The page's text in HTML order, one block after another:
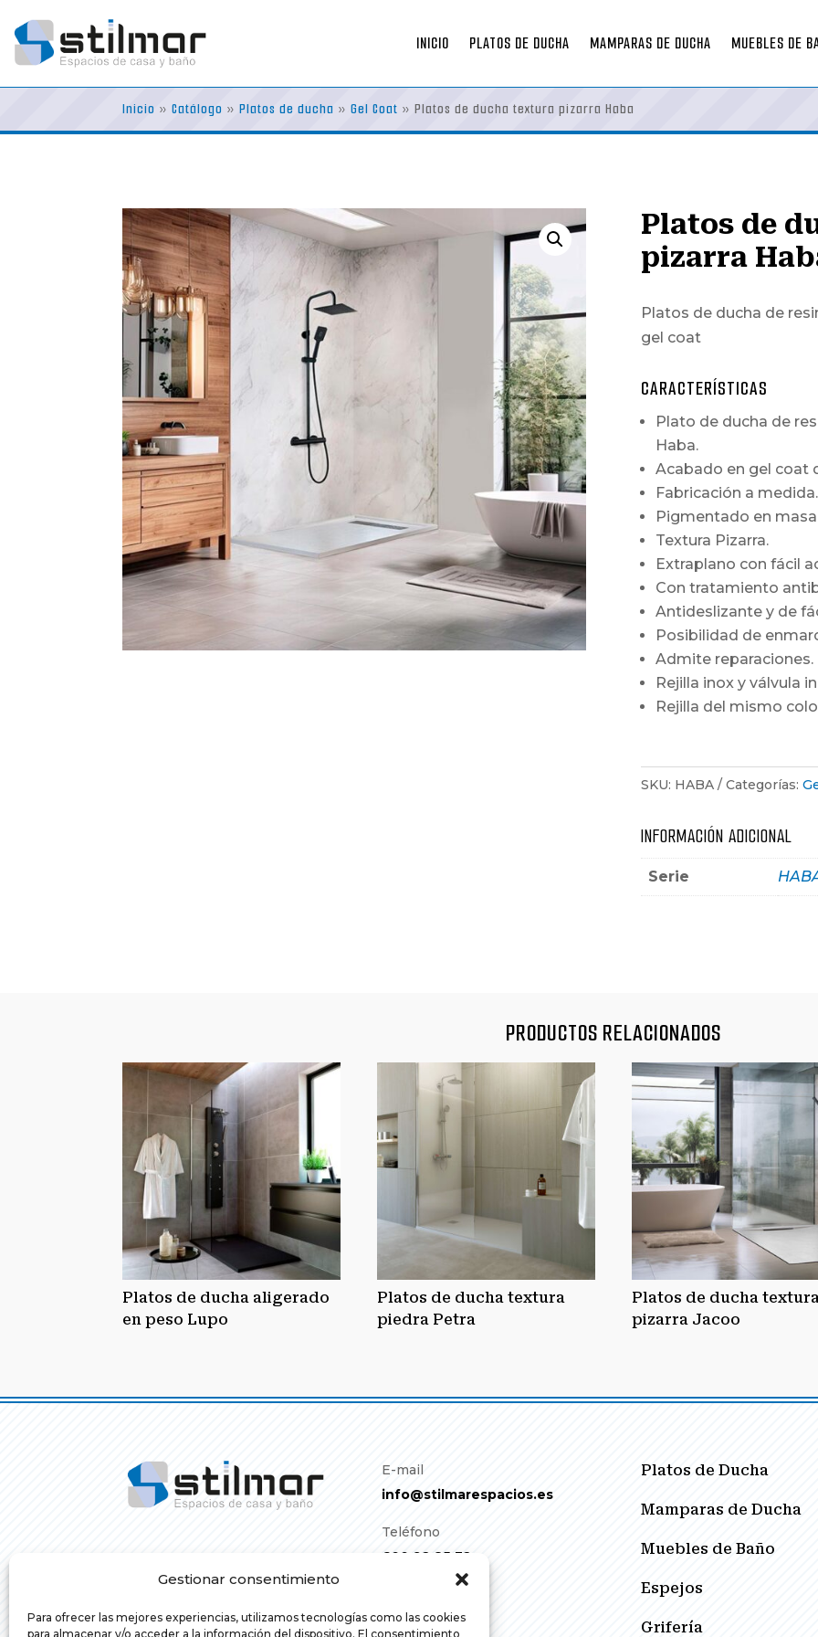
Gestionar consentimiento
Para ofrecer las mejores experiencias, utilizamos tecnologías como las cookies
para almacenar y/o acceder a la información del dispositivo. El consentimiento
to
content
INICIO PLATOS DE DUCHA MAMPARAS DE DUCHA MUEBLES DE
Inicio »Catálogo »Platos de ducha »Gel Coat »Platos de ducha textura pizarra Haba
Platos de
pizarra
Platos de ducha de
gel coat
CARACTERÍSTICAS
Plato de ducha de
Haba.
Acabado en gel coat
Fabricación a medida.
Pigmentado en
Textura Pizarra.
Extraplano con fácil
Con tratamiento
Antideslizante y de
Posibilidad de
Admite reparaciones.
Rejilla inox y válvula
Rejilla del mismo
SKU: HABA Categorías:
INFORMACIÓN ADICIONAL
Serie
PRODUCTOS RELACIONADOS
Platos de ducha aligerado
en peso Lupo
Platos de ducha textura
piedra Petra
Platos de ducha
pizarra Jacoo
E-mail
info@stilmarespacios.es
Teléfono
600 92 85 32
Platos de Ducha
Mamparas de Ducha
Muebles de Baño
Espejos
Grifería